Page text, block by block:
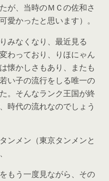
が、当時のＭＣの佐和さ
愛かったと思います）。
みなくなり、最近見る
わっており、りほにゃん
懐かしさもあり、またも
い子の流行をしる唯一の
。そんなランク王国が終
時代の流れなのでしょう
ンメン（東京タンメンと
もう一度見ながら、その